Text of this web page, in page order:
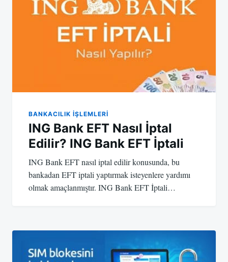
BANKACILIK IŞLEMLERI
ING Bank EFT Nasıl İptal
Edilir? ING Bank EFT İptali
ING Bank EFT nasıl iptal edilir konusunda, bu
bankadan EFT iptali yaptırmak isteyenlere yardımı
olmak amaçlanmıştır. ING Bank EFT İptali…